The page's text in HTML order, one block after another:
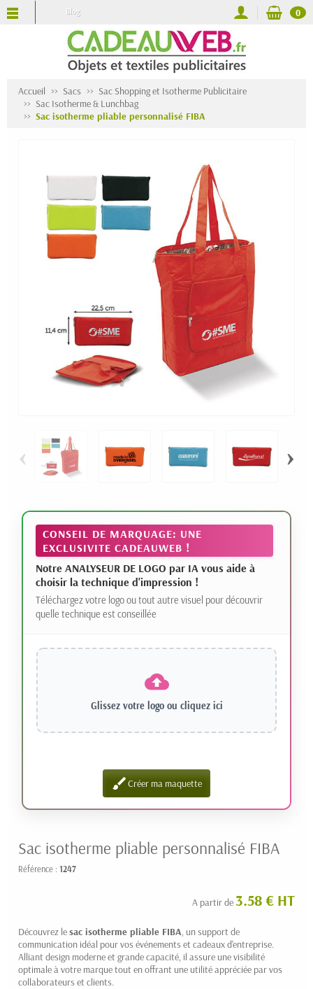
Blog 0
Accueil Sacs
Sac Shopping et Isotherme Publicitaire
Sac Isotherme & Lunchbag
Sac isotherme pliable personnalisé FIBA
‹ ›
CONSEIL DE MARQUAGE: UNE
EXCLUSIVITE CADEAUWEB !
Notre ANALYSEUR DE LOGO par IA vous aide à
choisir la technique d'impression !
Téléchargez votre logo ou tout autre visuel pour découvrir
quelle technique est conseillée
Glissez votre logo ou cliquez ici
brushCréer ma maquette
Sac isotherme pliable personnalisé FIBA
Référence : 1247
A partir de 3.58 € HT
Découvrez lesac isotherme pliable FIBA , un support de
communication idéal pour vos événements et cadeaux d'entreprise.
Alliant design moderne et grande capacité, il assure une visibilité
optimale à votre marque tout en offrant une utilité appréciée par vos
collaborateurs et clients.